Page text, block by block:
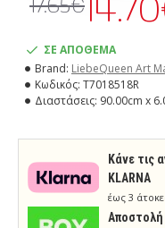
ΣΕ ΑΠΟΘΕΜΑ
Brand: LiebeQueen Art
Κωδικός: T7018518R
Διαστάσεις: 90.00cm x
Κάνε τις
KLARNA
έως 3